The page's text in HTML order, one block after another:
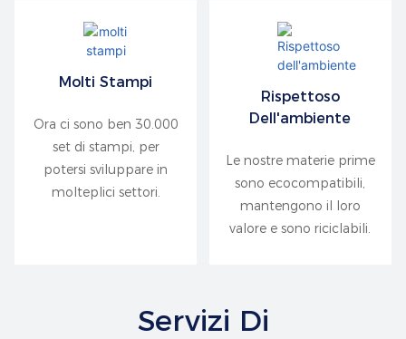
Molti Stampi
Ora ci sono ben 30.000
set di stampi, per
potersi sviluppare in
molteplici settori.
Rispettoso
Dell'ambiente
Le nostre materie prime
sono ecocompatibili,
mantengono il loro
valore e sono riciclabili.
Servizi Di